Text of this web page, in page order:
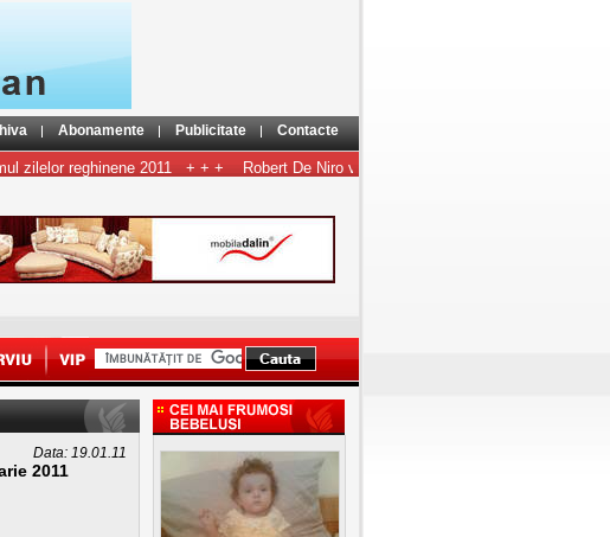
Abonamente Publicitate Contacte
zilelor reghinene 2011+ + + Robert De Niro va prezida juriul de la Cannes în acest
Data: 19.01.11
2011